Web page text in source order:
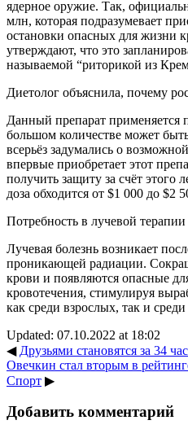
ядерное оружие. Так,
млн, которая подразумевает
остановки опасных для жизни
утверждают, что это
называемой “риторикой из
Диетолог объяснила, почему
Данный препарат применяется
большом количестве может
всерьёз задумались о
впервые приобретает этот
получить защиту за счёт этого
доза обходится от $1 000 до $2
Потребность в лучевой
Лучевая болезнь возникает
проникающей радиации.
крови и появляются опасные
кровотечения, стимулируя
как среди взрослых, так и среди
Updated: 07.10.2022 at 18:02
◀ Друзьями становятся за 34
Овечкин стал вторым в
Спорт ▶
Добавить комментарий